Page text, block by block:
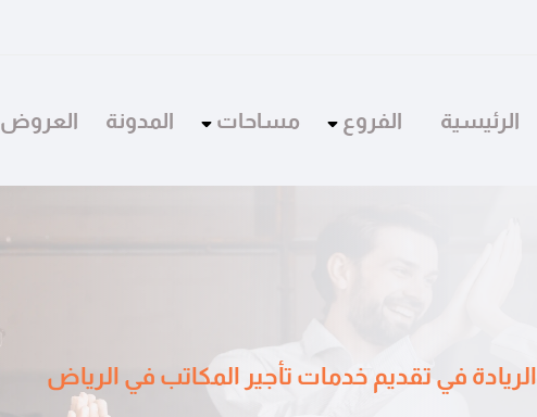
الرئيسية الفروع مساحات المدونة العروض
الريادة في تقديم خدمات تأجير المكاتب في الرياض